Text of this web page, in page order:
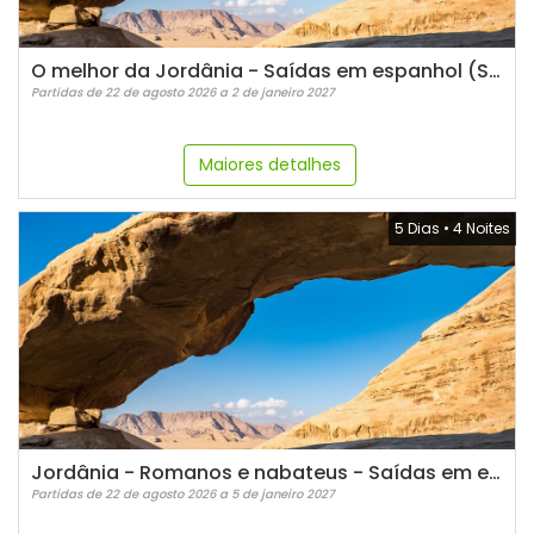
O melhor da Jordânia - Saídas em espanhol (Sábados)
Partidas de 22 de agosto 2026 a 2 de janeiro 2027
Maiores detalhes
5 Dias • 4 Noites
Jordânia - Romanos e nabateus - Saídas em espanhol
Partidas de 22 de agosto 2026 a 5 de janeiro 2027